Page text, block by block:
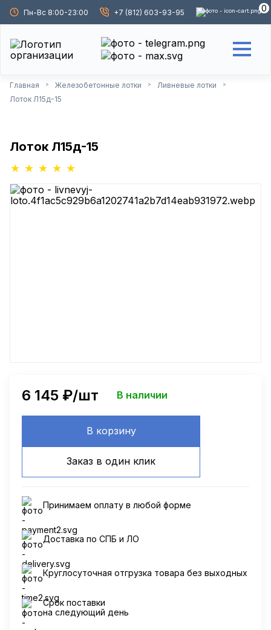
Пн-Вс 8:00-23:00 +7 (812) 603-93-95 0
Главная > Железобетонные лотки > Ливневые лотки >
Лоток Л15д-15
Лоток Л15д-15
6 145 ₽/шт В наличии
В корзину
Заказ в один клик
Принимаем оплату в любой форме
Доставка по СПБ и ЛО
Круглосуточная отгрузка товара без выходных
Срок поставки
на следующий день